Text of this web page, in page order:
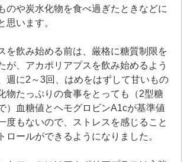
のや炭水化物を食べ過ぎたときなどに
思います。
を飲み始める前は、厳格に糖質制限を
が、アカポリアプスを飲み始めるよう
週に2～3回、はめをはずして甘いもの
物たっぷりの食事をとっても（2型糖
）血糖値とヘモグロビンA1cが基準値
度もないので、ストレスを感じること
ロールができるようになりました。